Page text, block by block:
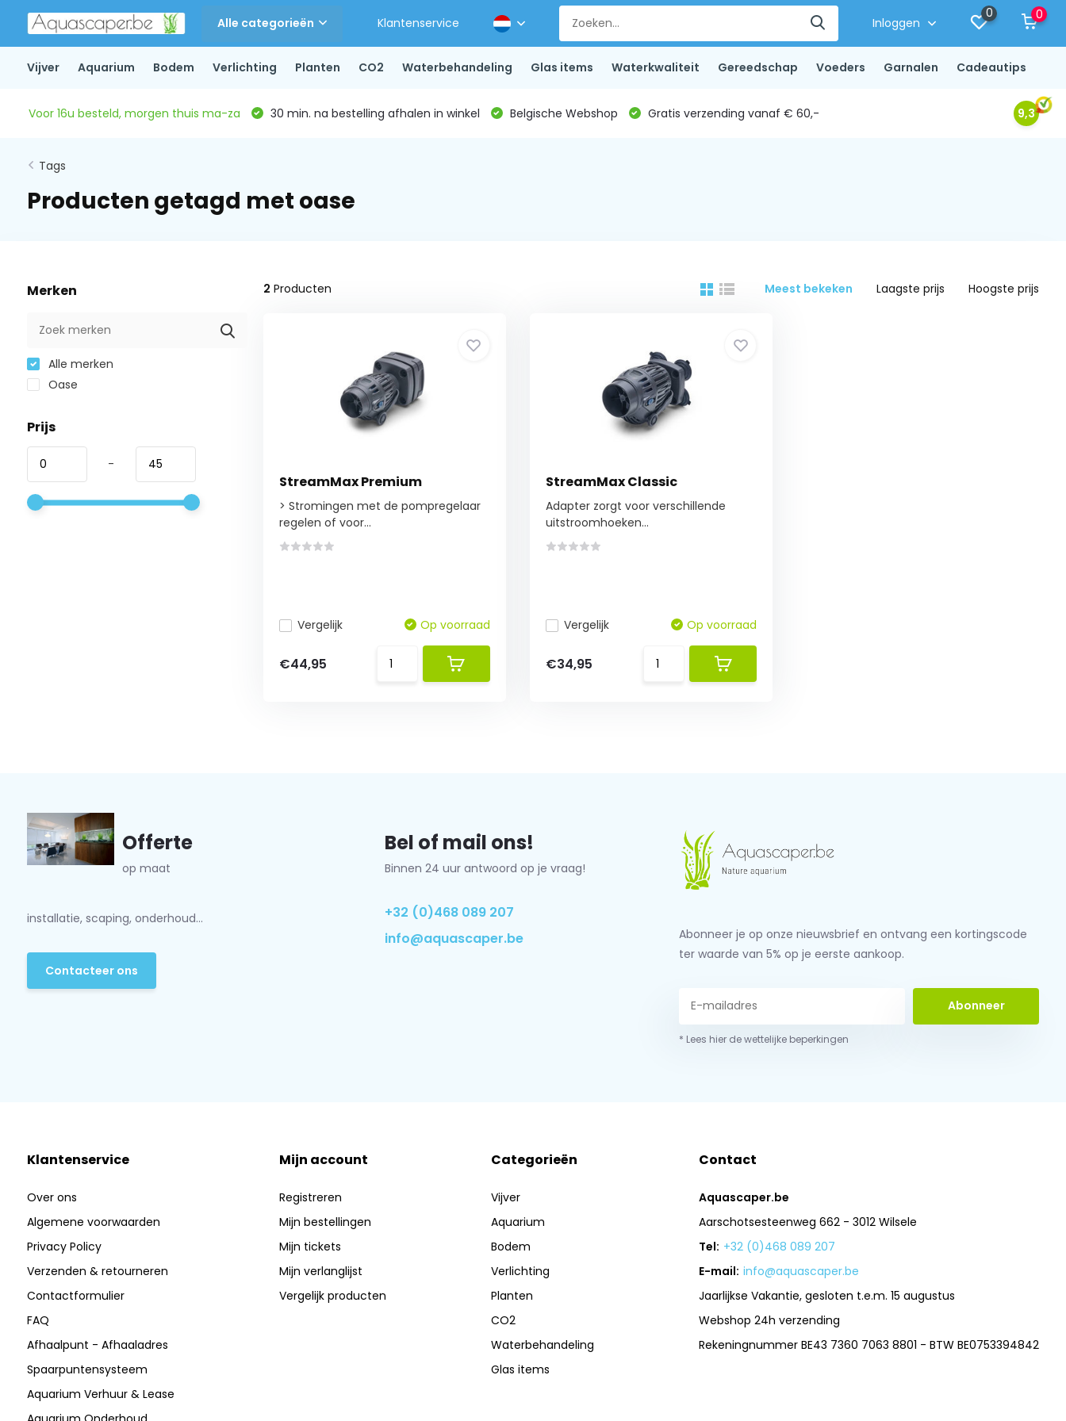
Alle categorieën Klantenservice Inloggen
0 0
Vijver Aquarium Bodem Verlichting Planten CO2 Waterbehandeling Glas items Waterkwaliteit Gereedschap Voeders Garnalen Cadeautips
Voor 16u besteld, morgen thuis ma-za 30 min. na bestelling afhalen in winkel Belgische Webshop Gratis verzending vanaf € 60,- 9,3
Tags
Producten getagd met oase
Merken
Alle merken
Oase
Prijs
-
2 Producten Meest bekeken Laagste prijs Hoogste prijs
StreamMax Premium
> Stromingen met de pompregelaar
regelen of voor...
Vergelijk Op voorraad
€44,95
StreamMax Classic
Adapter zorgt voor verschillende
uitstroomhoeken...
Vergelijk Op voorraad
€34,95
Offerte
op maat
installatie, scaping, onderhoud...
Contacteer ons
Bel of mail ons!
Binnen 24 uur antwoord op je vraag!
+32 (0)468 089 207
info@aquascaper.be
Abonneer je op onze nieuwsbrief en ontvang een kortingscode
ter waarde van 5% op je eerste aankoop.
Abonneer
* Lees hier de wettelijke beperkingen
Klantenservice
Over ons
Algemene voorwaarden
Privacy Policy
Verzenden & retourneren
Contactformulier
FAQ
Afhaalpunt - Afhaaladres
Spaarpuntensysteem
Aquarium Verhuur & Lease
Mijn account
Registreren
Mijn bestellingen
Mijn tickets
Mijn verlanglijst
Vergelijk producten
Categorieën
Vijver
Aquarium
Bodem
Verlichting
Planten
CO2
Waterbehandeling
Glas items
Contact
Aquascaper.be
Aarschotsesteenweg 662 - 3012 Wilsele
Tel: +32 (0)468 089 207
E-mail: info@aquascaper.be
Jaarlijkse Vakantie, gesloten t.e.m. 15 augustus
Webshop 24h verzending
Rekeningnummer BE43 7360 7063 8801 - BTW BE0753394842